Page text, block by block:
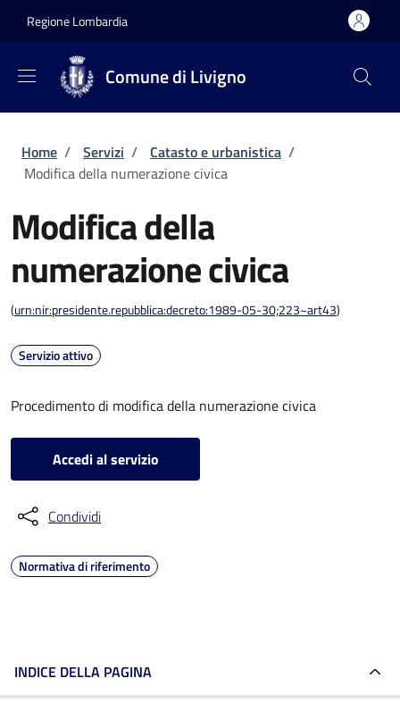
Regione Lombardia
Comune di Livigno
Briciole di pane
Home / Servizi / Catasto e urbanistica /
Modifica della numerazione civica
Modifica della
numerazione civica
(urn:nir:presidente.repubblica:decreto:1989-05-30;223~art43)
Servizio attivo
Procedimento di modifica della numerazione civica
Accedi al servizio
Condividi
Normativa di riferimento
INDICE DELLA PAGINA